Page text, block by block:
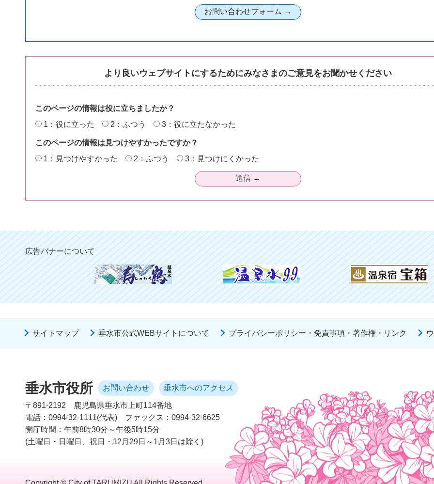
より良いウェブサイトにするためにみなさまのご意見をお聞かせください
このページの情報は役に立ちましたか？
1：役に立った
2：ふつう 3：役に立たなかった
このページの情報は見つけやすかったですか？
1：見つけやすかった
2：ふつう 3：見つけにくかった
広告バナーについて
サイトマップ 垂水市公式WEBサイトについて プライバシーポリシー・免責事項・著作権・リンク
垂水市役所 お問い合わせ 垂水市へのアクセス
〒891-2192
鹿児島県垂水市上町114番地
電話：0994-32-1111(代表)
ファックス：0994-32-6625
開庁時間：午前8時30分～午後5時15分
(土曜日・日曜日、祝日・12月29日～1月3日は除く)